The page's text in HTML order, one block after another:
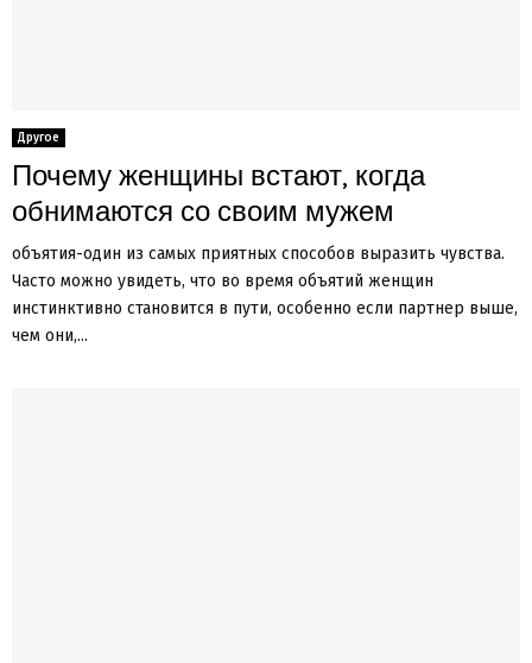
Другое
Почему женщины встают, когда
обнимаются со своим мужем
объятия-один из самых приятных способов выразить чувства.
Часто можно увидеть, что во время объятий женщин
инстинктивно становится в пути, особенно если партнер выше,
чем они,...